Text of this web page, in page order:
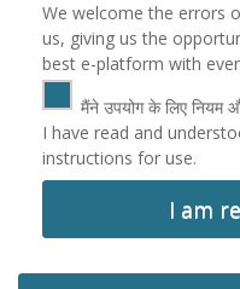
We welcome the errors
us, giving us the
best e-platform with
मैंने उपयोग के लिए नियम
I have read and
instructions for use.
I am